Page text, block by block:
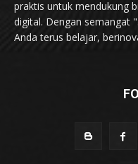
praktis untuk mendukung
digital. Dengan semangat
Anda terus belajar,